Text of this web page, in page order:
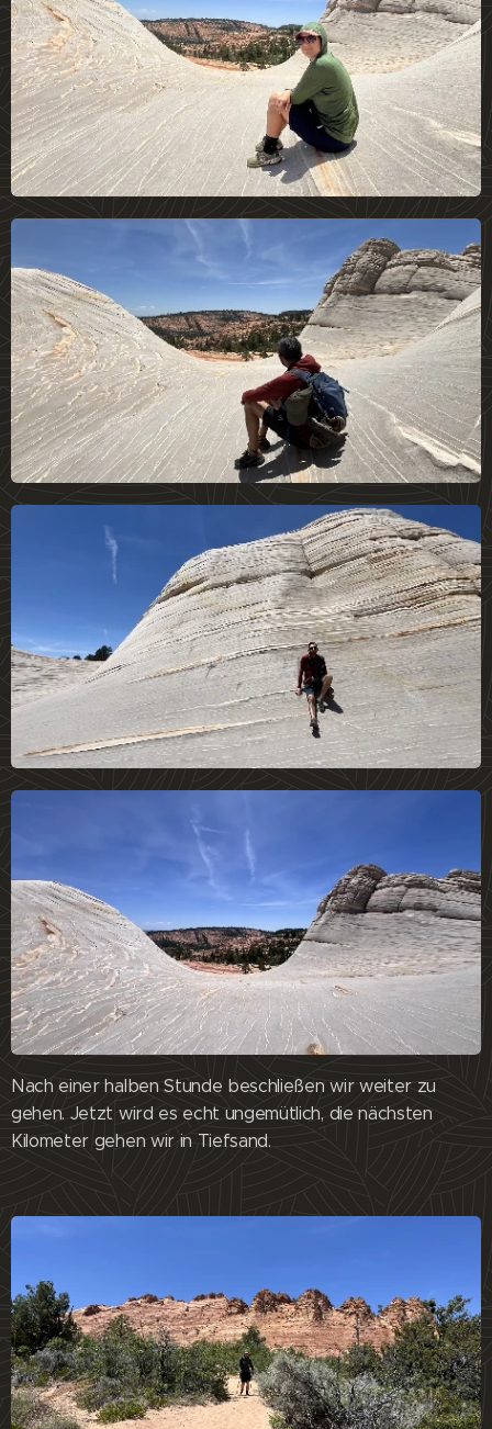
Nach einer halben Stunde beschließen wir weiter zu
gehen. Jetzt wird es echt ungemütlich, die nächsten
Kilometer gehen wir in Tiefsand.